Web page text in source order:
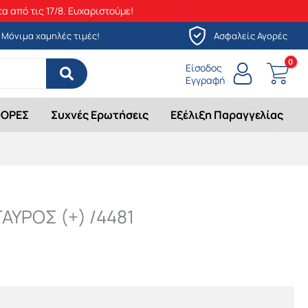
από τις 17/8. Ευχαριστούμε!
Μόνιμα χαμηλές τιμές! Ασφαλείς Αγορές
Είσοδος
Εγγραφή
Συχνές Ερωτήσεις Εξέλιξη Παραγγελίας
(+) /4481